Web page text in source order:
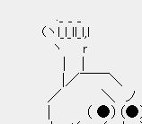
(ヽl_l_ll_l,l
ヽ ｒ
|／￣￣＼
／ ＼ ノ
| （ ●）（●